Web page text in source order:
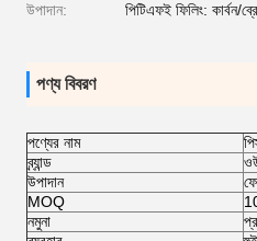
উপাদান: পিটিএফই ফিলিং: কার্বন/
পণ্য বিবরণ
পণ্যের নাম
ব্র্যান্ড
উপাদান
MOQ
নমুনা